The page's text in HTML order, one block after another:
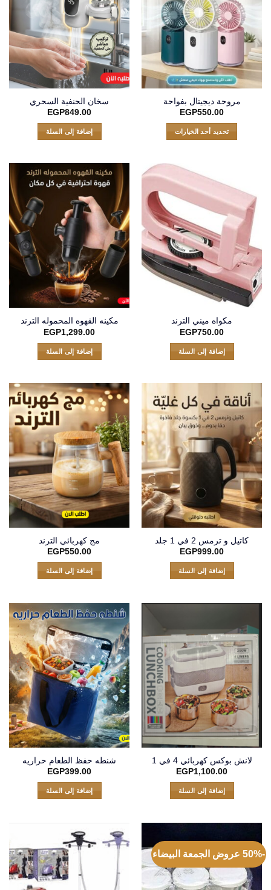
مروحة ديجيتال بفواحة
EGP550.00
تحديد أحد الخيارات
من
الأشكال
المختلفة
لهذا
المنتج.
يمكن
اختيار
الخيارات
على
صفحة
المنتج
سخان الحنفية السحري
EGP849.00
إضافة إلى السلة
مكواه ميني الترند
EGP750.00
إضافة إلى السلة
مكينه القهوه المحموله الترند
EGP1,299.00
إضافة إلى السلة
كاتيل و ترمس 2 في 1 جلد
EGP999.00
إضافة إلى السلة
مج كهربائي الترند
EGP550.00
إضافة إلى السلة
لانش بوكس كهربائي 4 في 1
EGP1,100.00
إضافة إلى السلة
شنطه حفظ الطعام حراريه
EGP399.00
إضافة إلى السلة
-50% عروض الجمعة البيضاء